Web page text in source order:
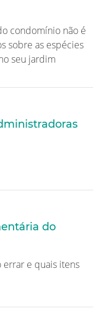
condomínio não é
sobre as espécies
seu jardim
do
errar e quais itens